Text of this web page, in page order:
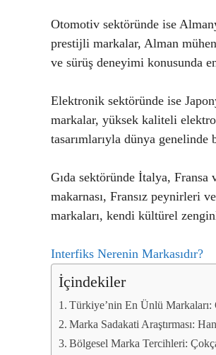
Otomotiv sektöründe ise
prestijli markalar, Alman
ve sürüş deneyimi konusunda
Elektronik sektöründe ise
markalar, yüksek kaliteli
tasarımlarıyla dünya
Gıda sektöründe İtalya,
makarnası, Fransız peynirleri
markaları, kendi kültürel
Interfiks Nerenin Markasıdır?
İçindekiler
Türkiye’nin En Ünlü Markaları:
Marka Sadakati Araştırması:
Bölgesel Marka Tercihleri: